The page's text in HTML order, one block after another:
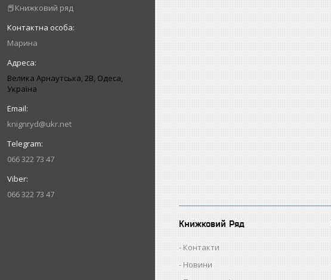
📕Книжковий ряд
Марина
Велика Арнаутська, 2В, Одеса,
Україна
knignryd@ukr.net
066 322 73 47
066 322 73 47
Книжковий Ряд
Контакти
Новини